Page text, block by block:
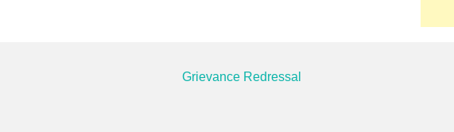
Grievance Redressal